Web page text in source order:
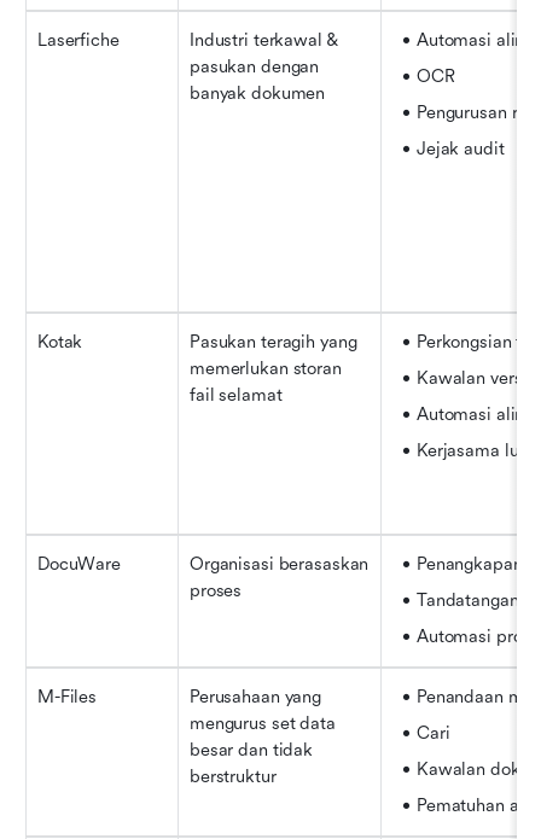
Laserfiche
Industri terkawal &
pasukan dengan
banyak dokumen
Automasi
OCR
Pengurusan
Jejak audit
Kotak
Pasukan teragih yang
memerlukan storan
fail selamat
Perkongsian fail
Kawalan versi
Automasi
Kerjasama luar
DocuWare
Organisasi berasaskan
proses
Penangkapan
Tandatangan
Automasi
M-Files
Perusahaan yang
mengurus set data
besar dan tidak
berstruktur
Penandaan
Cari
Kawalan
Pematuhan